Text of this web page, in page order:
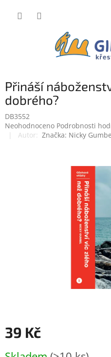
Přináší
dobrého?
DB3552
Průměrné
hodnocení
Neohodnoceno Podrobnosti
Značka: Nicky
39 Kč